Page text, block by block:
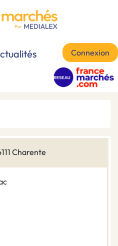
Connexion
Charente